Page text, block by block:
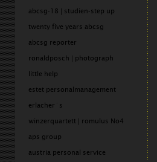
abcsg-18 | studien-step up
twenty five years abcsg
abcsg reporter
ronaldposch | photograph
little help
estet personalmanagement
erlacher´s
winzerquartett | romulus No4
aps group
austria personal service